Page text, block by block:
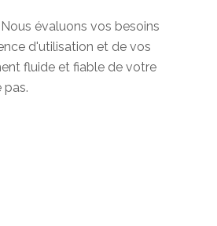
évaluons vos besoins
d'utilisation et de vos
fluide et fiable de votre